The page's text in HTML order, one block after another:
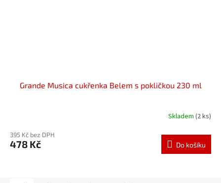
Grande Musica cukřenka Belem s pokličkou 230 ml
Skladem (2 ks)
395 Kč bez DPH
478 Kč Do košíku